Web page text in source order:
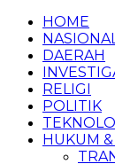
HOME
DAERAH
RELIGI
POLITIK
HUKUM